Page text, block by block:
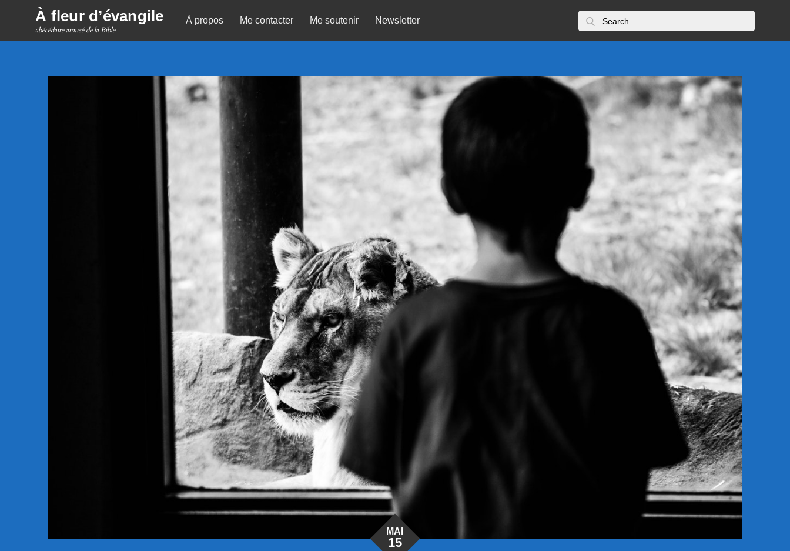
À fleur d’évangile
abécédaire amusé de la Bible
À propos Me contacter Me soutenir Newsletter
Search
for:
MAI
15